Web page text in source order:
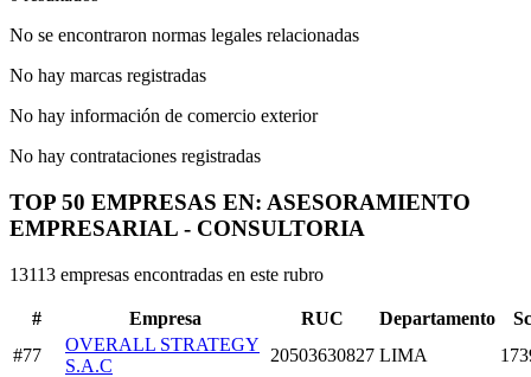
No se encontraron normas legales relacionadas
No hay marcas registradas
No hay información de comercio exterior
No hay contrataciones registradas
TOP 50 EMPRESAS EN: ASESORAMIENTO
EMPRESARIAL - CONSULTORIA
13113 empresas encontradas en este rubro
# Empresa RUC Departamento
#77
OVERALL STRATEGY
S.A.C
20503630827 LIMA